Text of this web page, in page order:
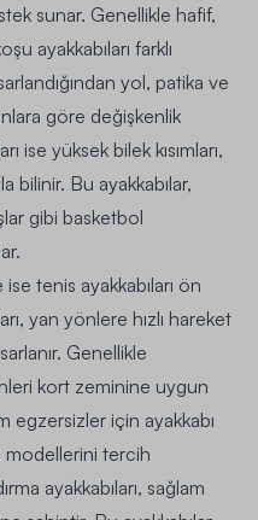
sunar. Genellikle hafif,
ayakkabıları farklı
yol, patika ve
göre değişkenlik
ise yüksek bilek kısımları,
bilinir. Bu ayakkabılar,
gibi basketbol
tenis ayakkabıları ön
yan yönlere hızlı hareket
Genellikle
kort zeminine uygun
egzersizler için ayakkabı
modellerini tercih
ayakkabıları, sağlam